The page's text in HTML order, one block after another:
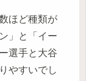
ほど種類が
」と「イー
選手と大谷
やすいでし